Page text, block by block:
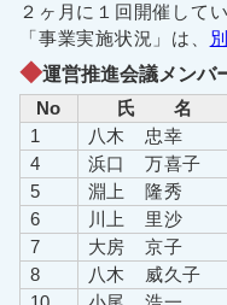
２ヶ月に１回開催してい
「事業実施状況」は、
運営推進会議メンバ
No
氏 名
1
八木 忠幸
4
浜口 万喜子
5
淵上 隆秀
6
川上 里沙
7
大房 京子
8
八木 威久子